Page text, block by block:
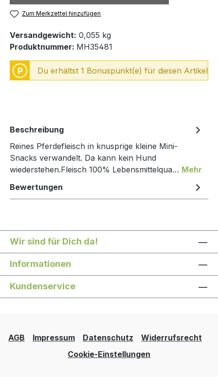
Zum Merkzettel hinzufügen
Versandgewicht: 0,055 kg
Produktnummer: MH35481
P Du erhältst 1 Bonuspunkt(e) für diesen Artikel
Beschreibung
Reines Pferdefleisch in knusprige kleine Mini-
Snacks verwandelt. Da kann kein Hund
wiederstehen.Fleisch 100% Lebensmittelqua… Mehr
Bewertungen
Wir sind für Dich da!
Informationen
Kundenservice
AGB Impressum Datenschutz
Widerrufsrecht
Cookie-Einstellungen